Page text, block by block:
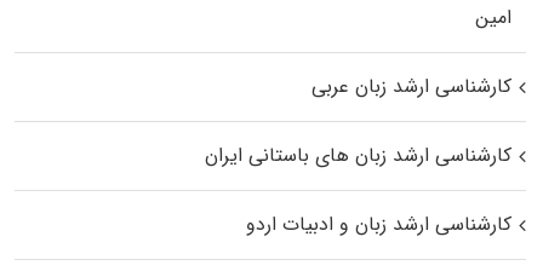
اﻣﻴﻦ
کارشناسی ارشد زبان عربی
کارشناسی ارشد زبان‌ های باستانی ایران
کارشناسی ارشد زبان و ادبیات اردو